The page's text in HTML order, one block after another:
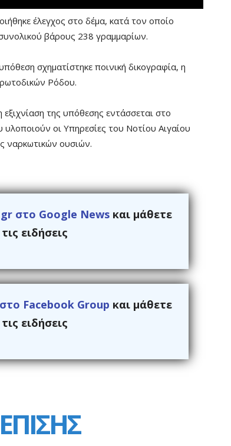
έλεγχος στο δέμα, κατά τον οποίο
βάρους 238 γραμμαρίων.
σχηματίστηκε ποινική δικογραφία, η
Ρόδου.
της υπόθεσης εντάσσεται στο
οι Υπηρεσίες του Νοτίου Αιγαίου
ναρκωτικών ουσιών.
στο Google Newsκαι μάθετε
ειδήσεις
στο Facebook Group και μάθετε
ειδήσεις
ΕΠΙΣΗΣ